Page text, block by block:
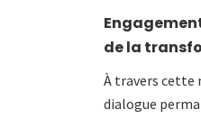
de la
À travers cette
dialogue